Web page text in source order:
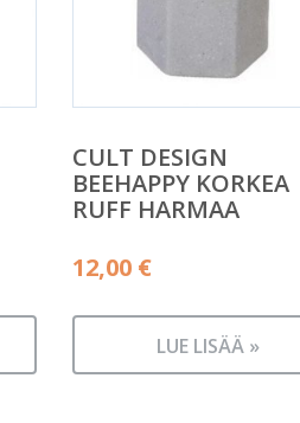
CULT DESIGN
BEEHAPPY KORKEA
RUFF HARMAA
12,00 €
LUE LISÄÄ »